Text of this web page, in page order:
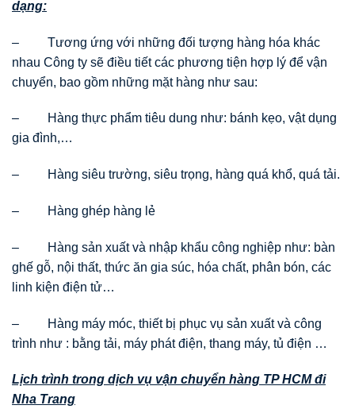
dạng:
– Tương ứng với những đối tượng hàng hóa khác
nhau Công ty sẽ điều tiết các phương tiện hợp lý để vận
chuyển, bao gồm những mặt hàng như sau:
– Hàng thực phẩm tiêu dung như: bánh kẹo, vật dụng
gia đình,…
– Hàng siêu trường, siêu trọng, hàng quá khổ, quá tải.
– Hàng ghép hàng lẻ
– Hàng sản xuất và nhập khẩu công nghiệp như: bàn
ghế gỗ, nội thất, thức ăn gia súc, hóa chất, phân bón, các
linh kiện điện tử…
– Hàng máy móc, thiết bị phục vụ sản xuất và công
trình như : bằng tải, máy phát điện, thang máy, tủ điện …
Lịch trình trong dịch vụ vận chuyển hàng TP HCM đi
Nha Trang